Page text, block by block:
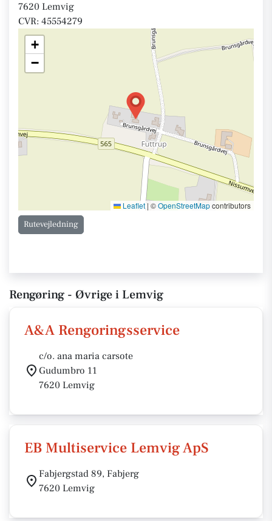
7620 Lemvig
CVR: 45554279
+
−
Leaflet | ©OpenStreetMapcontributors
Rutevejledning
Rengøring - Øvrige i Lemvig
A&A Rengoringsservice
c/o. ana maria carsote
Gudumbro 11
7620 Lemvig
EB Multiservice Lemvig ApS
Fabjergstad 89, Fabjerg
7620 Lemvig